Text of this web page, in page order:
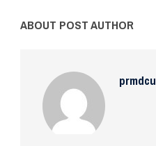
ABOUT POST AUTHOR
prmdcu